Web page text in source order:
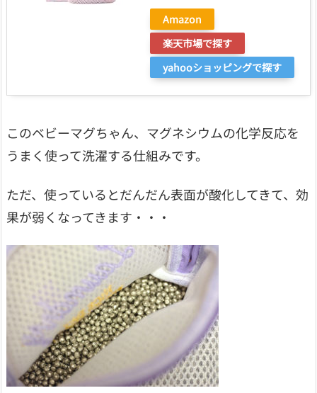
Amazon
楽天市場で探す
yahooショッピングで探す
このベビーマグちゃん、マグネシウムの化学反応を
うまく使って洗濯する仕組みです。
ただ、使っているとだんだん表面が酸化してきて、効
果が弱くなってきます・・・